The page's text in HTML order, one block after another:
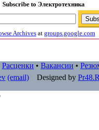
Subscribe to Электротехника
Archivesat groups.google.com
Расценки • Вакансии •
(email) Designed by